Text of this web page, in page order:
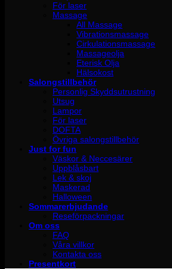
För laser
Massage
All Massage
Vibrationsmassage
Cirkulationsmassage
Massageolja
Eterisk Olja
Hälsokost
Salongstillbehör
Personlig Skyddsutrustning
Utsug
Lampor
För laser
DOFTA
Övriga salongstillbehör
Just for fun
Väskor & Neccesärer
Uppblåsbart
Lek & skoj
Maskerad
Halloween
Sommarerbjudande
Reseförpackningar
Om oss
FAQ
Våra villkor
Kontakta oss
Presentkort